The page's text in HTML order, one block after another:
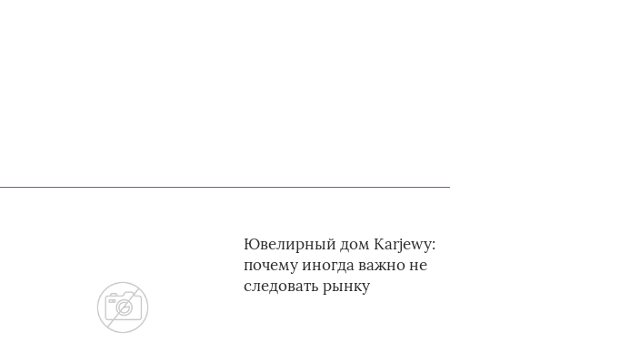
Ювелирный дом Karjewy:
почему иногда важно не
следовать рынку